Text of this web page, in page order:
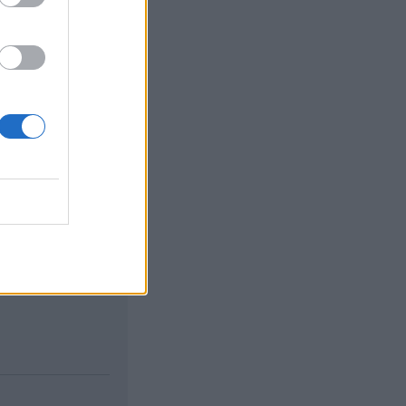
közt,
illetve így van